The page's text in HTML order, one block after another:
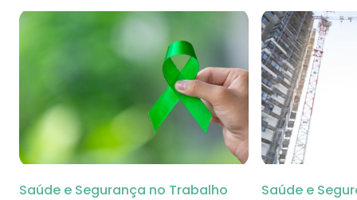
Saúde e Segurança no Trabalho Saúde e